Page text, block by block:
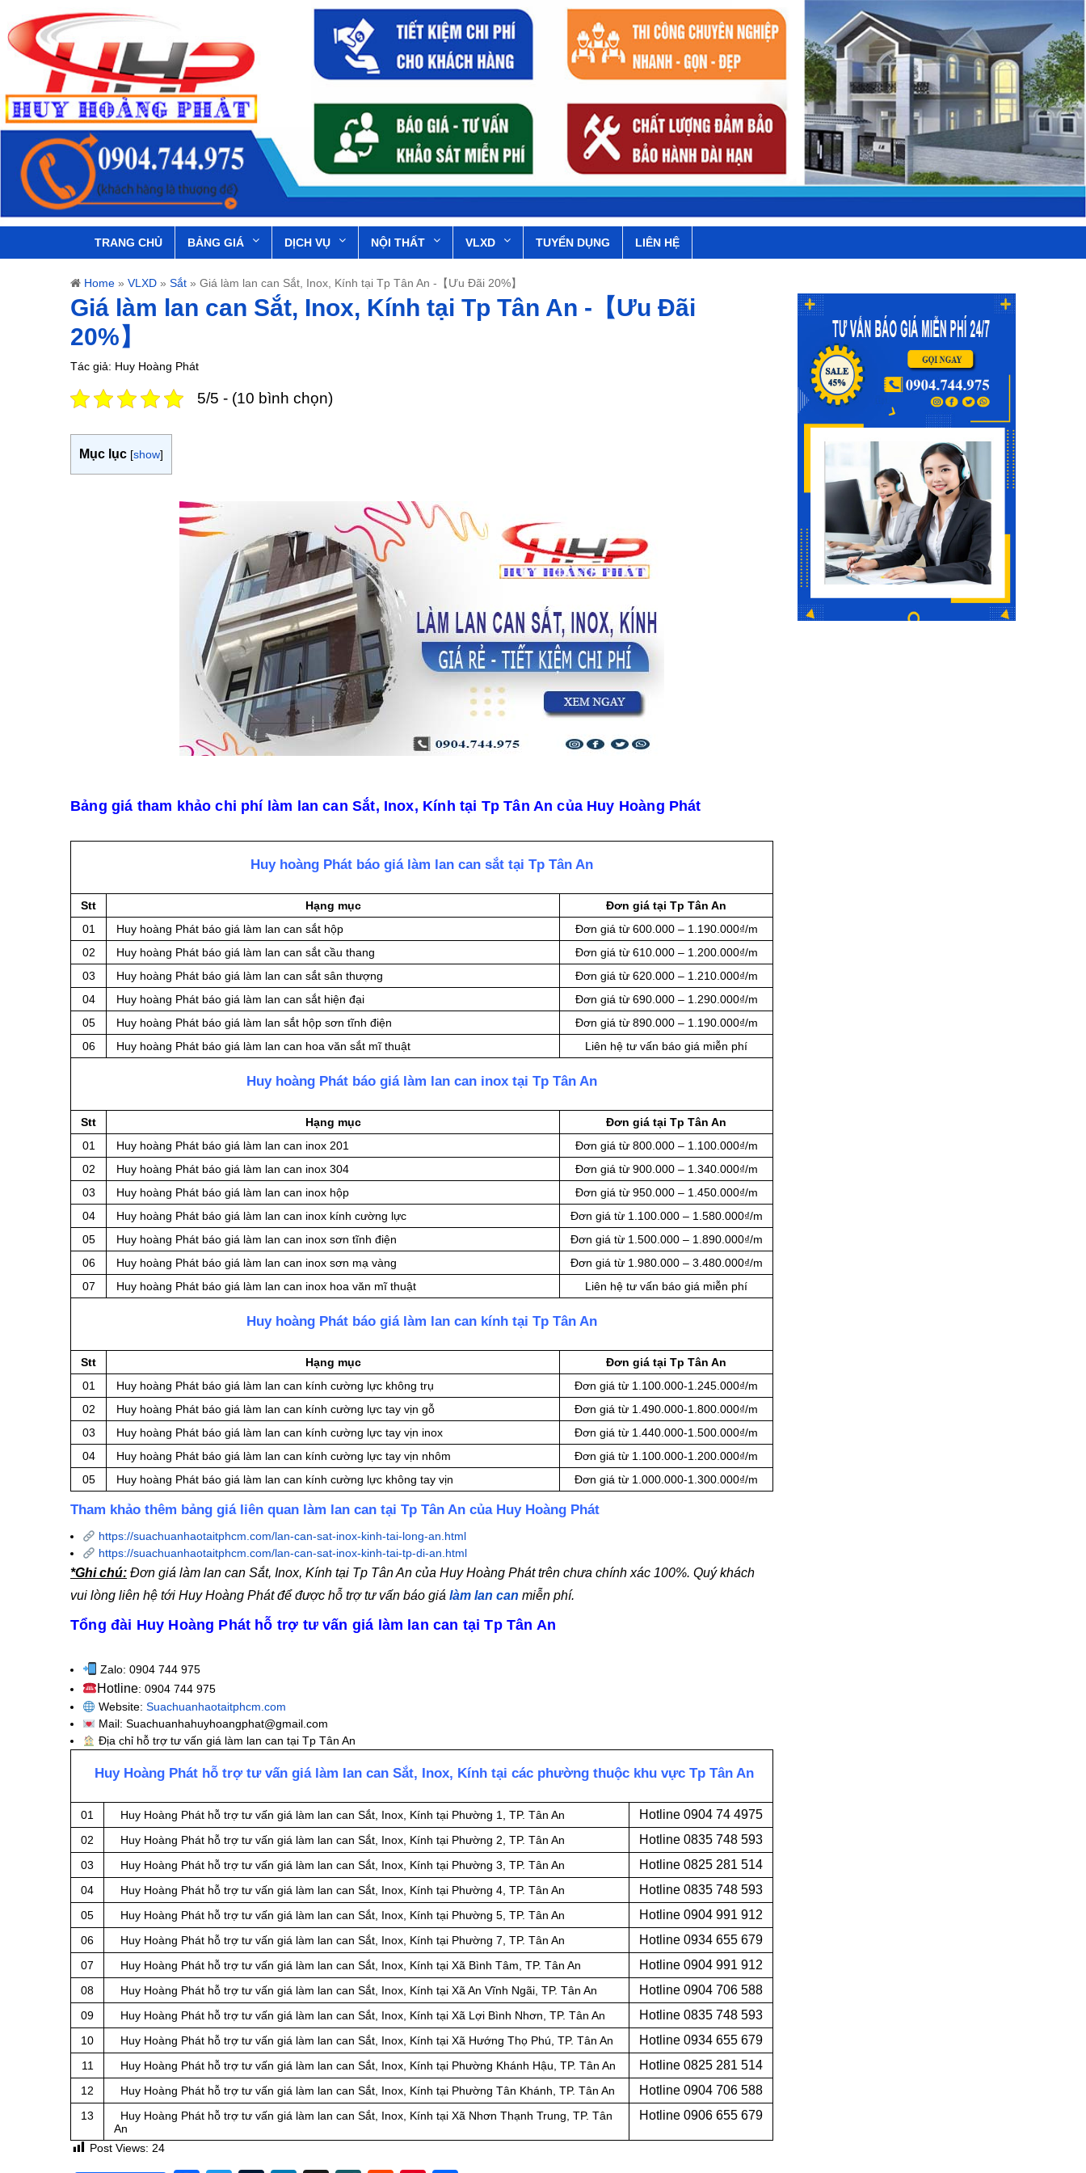
TRANG CHỦ BẢNG GIÁ DỊCH VỤ NỘI THẤT VLXD TUYỂN DỤNG LIÊN HỆ
Home » VLXD » Sắt » Giá làm lan can Sắt, Inox, Kính tại Tp Tân An -【Ưu Đãi 20%】
Giá làm lan can Sắt, Inox, Kính tại Tp Tân An -【Ưu Đãi
20%】
Tác giả: Huy Hoàng Phát
5/5 - (10 bình chọn)
Mục lục [show]
Bảng giá tham khảo chi phí làm lan can Sắt, Inox, Kính tại Tp Tân An của Huy Hoàng Phát
Huy hoàng Phát báo giá làm lan can sắt tại Tp Tân An
Stt Hạng mục
Đơn giá tại Tp Tân An
01
Huy hoàng Phát báo giá làm lan can sắt hộp
Đơn giá từ 600.000 – 1.190.000₫/m
02
Huy hoàng Phát báo giá làm lan can sắt cầu thang
Đơn giá từ 610.000 – 1.200.000₫/m
03
Huy hoàng Phát báo giá làm lan can sắt sân thượng
Đơn giá từ 620.000 – 1.210.000₫/m
04
Huy hoàng Phát báo giá làm lan can sắt hiện đại
Đơn giá từ 690.000 – 1.290.000₫/m
05
Huy hoàng Phát báo giá làm lan sắt hộp sơn tĩnh điện
Đơn giá từ 890.000 – 1.190.000₫/m
06
Huy hoàng Phát báo giá làm lan can hoa văn sắt mĩ thuật Liên hệ tư vấn báo giá miễn phí
Huy hoàng Phát báo giá làm lan can inox tại Tp Tân An
Stt Hạng mục
Đơn giá tại Tp Tân An
01
Huy hoàng Phát báo giá làm lan can inox 201
Đơn giá từ 800.000 – 1.100.000₫/m
02
Huy hoàng Phát báo giá làm lan can inox 304
Đơn giá từ 900.000 – 1.340.000₫/m
03
Huy hoàng Phát báo giá làm lan can inox hộp
Đơn giá từ 950.000 – 1.450.000₫/m
04
Huy hoàng Phát báo giá làm lan can inox kính cường lực
Đơn giá từ 1.100.000 – 1.580.000₫/m
05
Huy hoàng Phát báo giá làm lan can inox sơn tĩnh điện
Đơn giá từ 1.500.000 – 1.890.000₫/m
06
Huy hoàng Phát báo giá làm lan can inox sơn mạ vàng
Đơn giá từ 1.980.000 – 3.480.000₫/m
07
Huy hoàng Phát báo giá làm lan can inox hoa văn mĩ thuật Liên hệ tư vấn báo giá miễn phí
Huy hoàng Phát báo giá làm lan can kính tại Tp Tân An
Stt Hạng mục
Đơn giá tại Tp Tân An
01
Huy hoàng Phát báo giá làm lan can kính cường lực không trụ
Đơn giá từ 1.100.000-1.245.000₫/m
02
Huy hoàng Phát báo giá làm lan can kính cường lực tay vịn gỗ
Đơn giá từ 1.490.000-1.800.000₫/m
03
Huy hoàng Phát báo giá làm lan can kính cường lực tay vịn inox
Đơn giá từ 1.440.000-1.500.000₫/m
04
Huy hoàng Phát báo giá làm lan can kính cường lực tay vịn nhôm
Đơn giá từ 1.100.000-1.200.000₫/m
05
Huy hoàng Phát báo giá làm lan can kính cường lực không tay vịn Đơn giá từ 1.000.000-1.300.000₫/m
Tham khảo thêm bảng giá liên quan làm lan can tại Tp Tân An của Huy Hoàng Phát
https://suachuanhaotaitphcm.com/lan-can-sat-inox-kinh-tai-long-an.html
https://suachuanhaotaitphcm.com/lan-can-sat-inox-kinh-tai-tp-di-an.html
*Ghi chú: Đơn giá làm lan can Sắt, Inox, Kính tại Tp Tân An của Huy Hoàng Phát trên chưa chính xác 100%. Quý khách
vui lòng liên hệ tới Huy Hoàng Phát để được hỗ trợ tư vấn báo giá làm lan can miễn phí.
Tổng đài Huy Hoàng Phát hỗ trợ tư vấn giá làm lan can tại Tp Tân An
Zalo: 0904 744 975
Hotline: 0904 744 975
Website: Suachuanhaotaitphcm.com
Mail: Suachuanhahuyhoangphat@gmail.com
Địa chỉ hỗ trợ tư vấn giá làm lan can tại Tp Tân An
Huy Hoàng Phát hỗ trợ tư vấn giá làm lan can Sắt, Inox, Kính tại các phường thuộc khu vực Tp Tân An
01 Huy Hoàng Phát hỗ trợ tư vấn giá làm lan can Sắt, Inox, Kính tại Phường 1, TP. Tân An Hotline 0904 74 4975
02 Huy Hoàng Phát hỗ trợ tư vấn giá làm lan can Sắt, Inox, Kính tại Phường 2, TP. Tân An Hotline 0835 748 593
03 Huy Hoàng Phát hỗ trợ tư vấn giá làm lan can Sắt, Inox, Kính tại Phường 3, TP. Tân An Hotline 0825 281 514
04 Huy Hoàng Phát hỗ trợ tư vấn giá làm lan can Sắt, Inox, Kính tại Phường 4, TP. Tân An Hotline 0835 748 593
05 Huy Hoàng Phát hỗ trợ tư vấn giá làm lan can Sắt, Inox, Kính tại Phường 5, TP. Tân An Hotline 0904 991 912
06 Huy Hoàng Phát hỗ trợ tư vấn giá làm lan can Sắt, Inox, Kính tại Phường 7, TP. Tân An Hotline 0934 655 679
07 Huy Hoàng Phát hỗ trợ tư vấn giá làm lan can Sắt, Inox, Kính tại Xã Bình Tâm, TP. Tân An Hotline 0904 991 912
08 Huy Hoàng Phát hỗ trợ tư vấn giá làm lan can Sắt, Inox, Kính tại Xã An Vĩnh Ngãi, TP. Tân An Hotline 0904 706 588
09 Huy Hoàng Phát hỗ trợ tư vấn giá làm lan can Sắt, Inox, Kính tại Xã Lợi Bình Nhơn, TP. Tân An Hotline 0835 748 593
10 Huy Hoàng Phát hỗ trợ tư vấn giá làm lan can Sắt, Inox, Kính tại Xã Hướng Thọ Phú, TP. Tân An Hotline 0934 655 679
11 Huy Hoàng Phát hỗ trợ tư vấn giá làm lan can Sắt, Inox, Kính tại Phường Khánh Hậu, TP. Tân An Hotline 0825 281 514
12 Huy Hoàng Phát hỗ trợ tư vấn giá làm lan can Sắt, Inox, Kính tại Phường Tân Khánh, TP. Tân An Hotline 0904 706 588
13
Huy Hoàng Phát hỗ trợ tư vấn giá làm lan can Sắt, Inox, Kính tại Xã Nhơn Thạnh Trung, TP. Tân
An
Hotline 0906 655 679
Post Views: 24